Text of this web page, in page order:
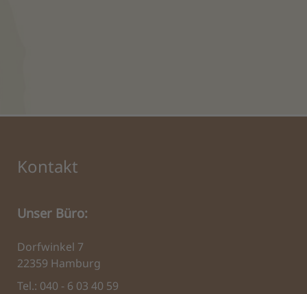
Kontakt
Unser Büro:
Dorfwinkel 7
22359 Hamburg
Tel.: 040 - 6 03 40 59